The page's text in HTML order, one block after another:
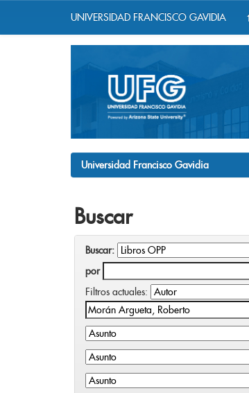
UNIVERSIDAD FRANCISCO GAVIDIA
Universidad Francisco Gavidia
Buscar
Buscar:
por
Filtros actuales: